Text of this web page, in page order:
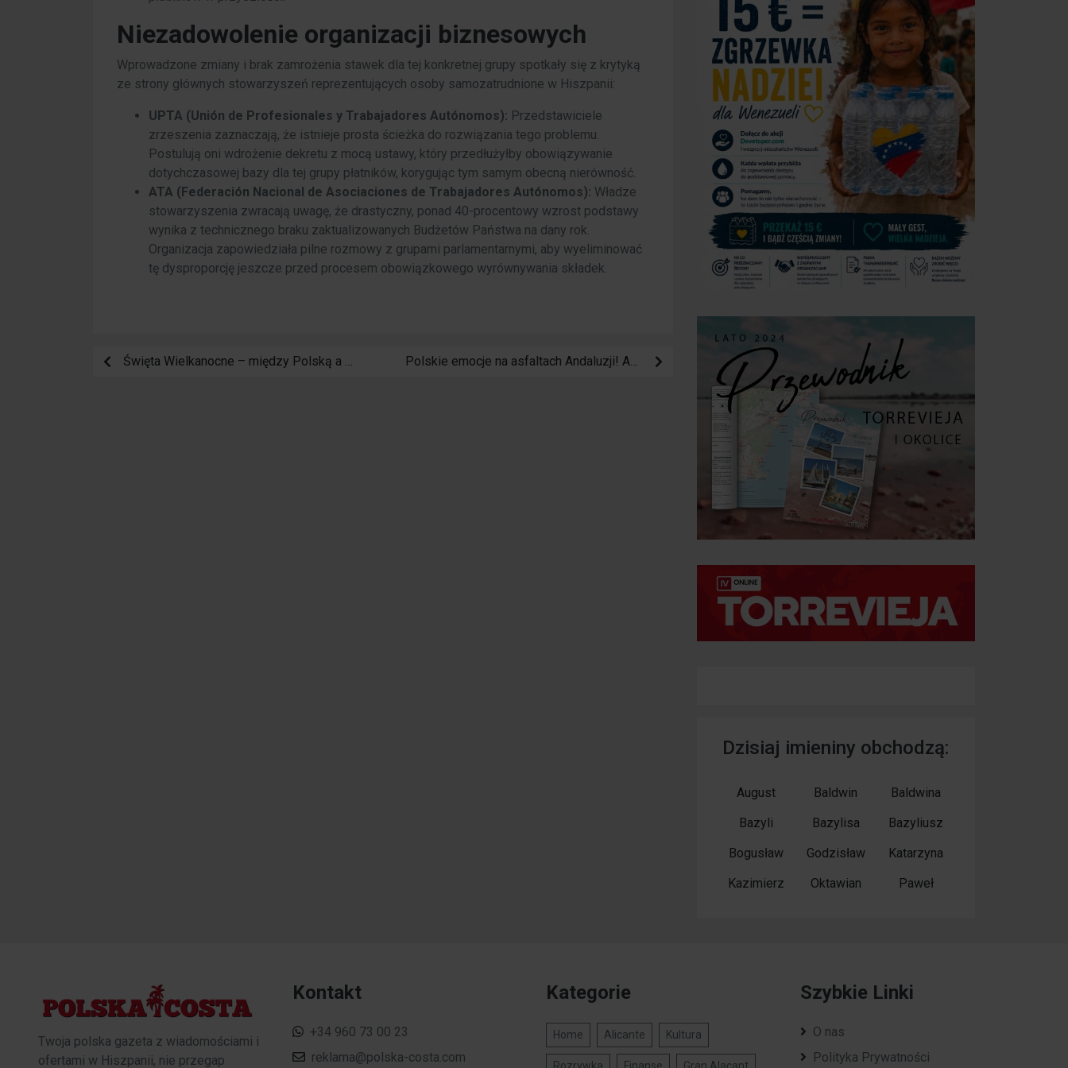
Niezadowolenie organizacji biznesowych
Wprowadzone zmiany i brak zamrożenia stawek dla tej konkretnej grupy spotkały się z krytyką
ze strony głównych stowarzyszeń reprezentujących osoby samozatrudnione w Hiszpanii:
UPTA (Unión de Profesionales y Trabajadores Autónomos): Przedstawiciele
zrzeszenia zaznaczają, że istnieje prosta ścieżka do rozwiązania tego problemu.
Postulują oni wdrożenie dekretu z mocą ustawy, który przedłużyłby obowiązywanie
dotychczasowej bazy dla tej grupy płatników, korygując tym samym obecną nierówność.
ATA (Federación Nacional de Asociaciones de Trabajadores Autónomos): Władze
stowarzyszenia zwracają uwagę, że drastyczny, ponad 40-procentowy wzrost podstawy
wynika z technicznego braku zaktualizowanych Budżetów Państwa na dany rok.
Organizacja zapowiedziała pilne rozmowy z grupami parlamentarnymi, aby wyeliminować
tę dysproporcję jeszcze przed procesem obowiązkowego wyrównywania składek.
Święta Wielkanocne – między Polską a Hiszpanią Polskie emocje na asfaltach Andaluzji! Adrian Rzeźnik rusza na podbój Kordoby
Dzisiaj imieniny obchodzą:
August Baldwin
Baldwina
Bazyli
Bazylisa
Bazyliusz
Bogusław
Godzisław
Katarzyna
Kazimierz
Oktawian Paweł
Twoja polska gazeta z wiadomościami i
ofertami w Hiszpanii, nie przegap
Kontakt
+34 960 73 00 23
reklama@polska-costa.com
Kategorie
Home Alicante Kultura
Rozrywka Finanse Gran Alacant
Szybkie Linki
O nas
Polityka Prywatności